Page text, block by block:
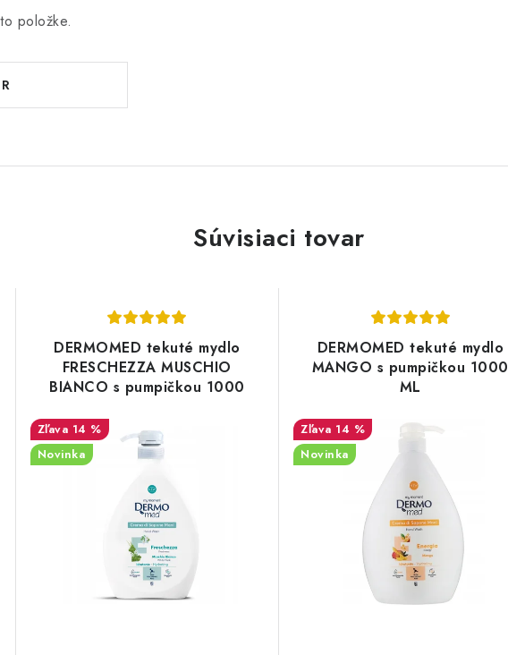
položke.
Súvisiaci tovar
DERMOMED tekuté mydlo
FRESCHEZZA MUSCHIO
BIANCO s pumpičkou 1000
14 %
Novinka
DERMOMED tekuté mydlo
MANGO s pumpičkou 1000
ML
14 %
Novinka